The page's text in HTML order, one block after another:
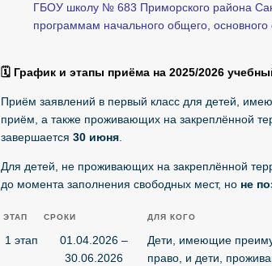
ГБОУ школу № 683 Приморского района
программам начального общего,
🗓️ График и этапы приёма на 2025/2026
Приём заявлений в первый класс для детей,
приём, а также проживающих на закреплённой
завершается 30 июня.
Для детей, не проживающих на закреплённой
до момента заполнения свободных мест, но не
ЭТАП СРОКИ ДЛЯ КОГО
1 этап
01.04.2026 –
30.06.2026
Дети, имеющие
право, и дети,